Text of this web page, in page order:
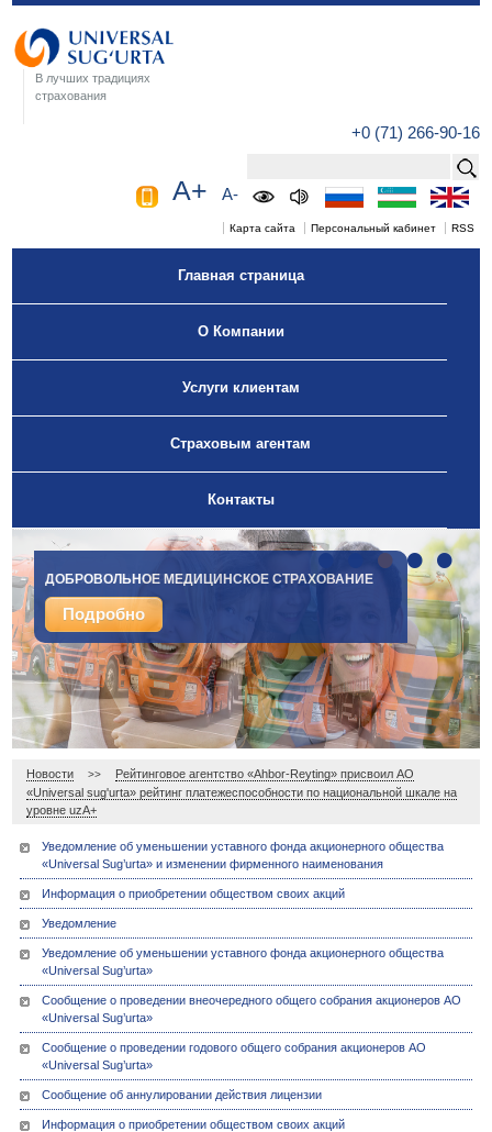
В лучших традициях
страхования
+0 (71) 266-90-16
A+ A-
Карта сайта Персональный кабинет RSS
Главная страница
О Компании
Услуги клиентам
Страховым агентам
Контакты
ДОБРОВОЛЬНОЕ МЕДИЦИНСКОЕ СТРАХОВАНИЕ
Подробно
СТРАХОВАНИЕ ГРУЗОВ
Подробно
•••••
Новости >>
Рейтинговое агентство «Ahbor-Reyting» присвоил АО
«Universal sug'urta» рейтинг платежеспособности по национальной шкале на
уровне uzA+
Уведомление об уменьшении уставного фонда акционерного общества
«Universal Sug’urta» и изменении фирменного наименования
Информация о приобретении обществом своих акций
Уведомление
Уведомление об уменьшении уставного фонда акционерного общества
«Universal Sug’urta»
Сообщение о проведении внеочередного общего собрания акционеров АО
«Universal Sug’urta»
Сообщение о проведении годового общего собрания акционеров АО
«Universal Sug’urta»
Сообщение об аннулировании действия лицензии
Информация о приобретении обществом своих акций